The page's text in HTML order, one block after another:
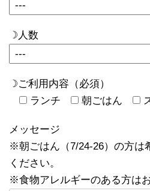
☽人数
☽ご利用内容（必須）
ランチ
朝ごはん
メッセージ
※朝ごはん（7/24-26）の方は
ください。
※食物アレルギーのある方は